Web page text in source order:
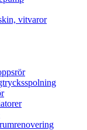
vitvaror